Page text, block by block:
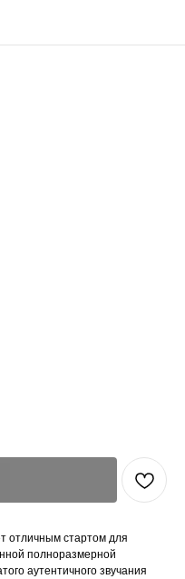
отличным стартом для
полноразмерной
аутентичного звучания